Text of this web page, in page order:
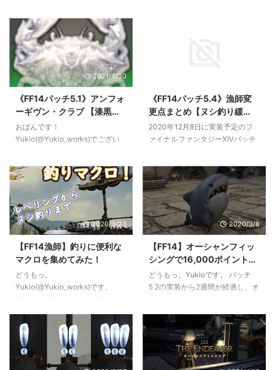
16:00 ～ 23:59 ...
シ、『ピクシーレインボー』を狙
います。 ヌシ『ピクシーレイン
ボー』 釣り場：イル・メグ『中
の子らの流れ』 最寄エーテライ
ト：イル・メグ「ヴォレクドル
フ」 天候：快晴 / 晴れ ⇒ 霧 時
間：いつでも エサ：マーブルラ
ーヴァ 直釣り フッキング：プレ
シジョンフッキング 魚類伝承録:
ノルヴラント 釣り場はヴォレク
流れ」「末の ...
厳命城」 天候：快晴or晴れ ⇒
霧？（晴れ⇒曇りではヒットせず
ET21:46） 時間：16:00 ～ 23:59
エサ：蟲箱 ⇒ ヌシ「イモータル
2021/4/30
《FF14パッチ5.1》アンフォ
ーギヴン・クラブ 【漆黒の
ヌシ釣り】
おばんです！
Yukio(@Yukio_works)でござい
はテンペストはレイクランドのヌ
シ『アンフォーギヴン・クラブ』
を狙います。 アンフォーギヴ
ン・クラブを直訳すると「赦され
ざるカニ」。白い見た目から罪喰
いと間違えられたという話もあり
ます。 第一世界の罪喰いは「フ
ォーギヴン～」と呼ばれています
が、罪喰いではないということで
「アンフォーギヴン」となってい
場：レイクランド『始まりの湖 ...
《FF14パッチ5.4》漁師変
更点まとめ【ヌシ釣り緩
和？】
2020年12月8日に実装予定のフ
ァイナルファンタジーXIVパッチ
きます。 パッチ5.4 パッチノート
はこちら。 2020年12月7日更
新。 フィッシュアイの効果変更
魚の釣り上げ条件の一つだったフ
ィッシュアイが、「時間条件を無
視して釣れる」効果に変更されま
した。同時に消費GP、効果時間
も変更となっています。 パッチ
5.4時点でフィッシュアイの効果
があるのは蒼天エリアのヌシまで
2020/3/23
【FF14漁師】釣りに便利な
マクロを集めてみた！
どうもっ。
Yukio(@Yukio_works)です。
ることが少ないので退屈になりが
ち。特にレベリングの時など淡々
と釣りあげるだけになることもあ
りますよね。 今回はそんなもの
2020/3/8
【FF14】オーシャンフィッ
シングで16,000ポイントを
目指す！本気の釣り方メモ
【Ocean Fisher】
どうもっ。Yukioです。 パッチ
5.2の実装から2週間が経過し、オ
取得を終えた頃かと思います。
http://capyworks.jp/ff14_oceanfi
shing/ 今回はマウント獲得に必要
な釣果点10,000ポイントをさら